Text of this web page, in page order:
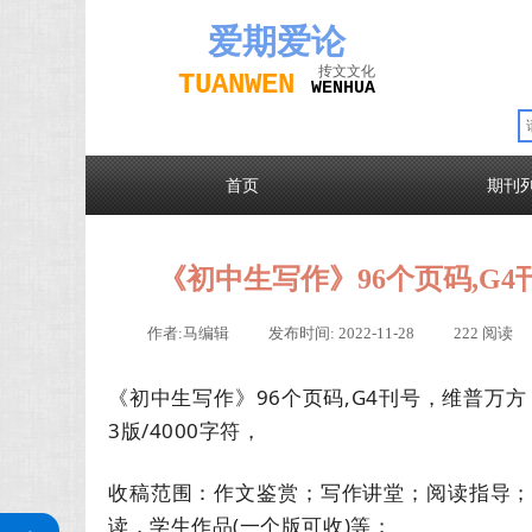
爱期爱论
TUANWEN WENHUA
抟文文化
首页 期刊
《初中生写作》96个页码
作者:马编辑 发布时间: 2022-11-28 222 阅读
《初中生写作》96个页码,G4刊号，维普万
3版/4000字符，
收稿范围：作文鉴赏；写作讲堂；阅读指导
读，学生作品(一个版可收)等；
关注公众号